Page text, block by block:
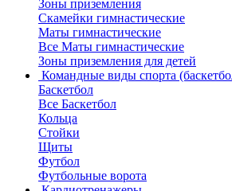
Зоны приземления
Скамейки гимнастические
Маты гимнастические
Все Маты гимнастические
Зоны приземления для детей
Командные виды спорта
Баскетбол
Все Баскетбол
Кольца
Стойки
Щиты
Футбол
Футбольные ворота